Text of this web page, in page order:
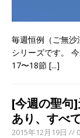
毎週恒例（ご無
シリーズです。
17〜18節 [...]
[今週の聖句
あり、すべ
2015年12月19日 //